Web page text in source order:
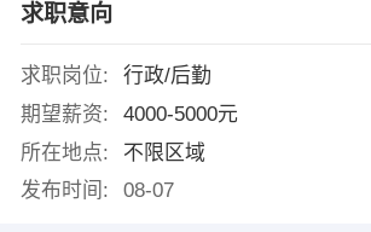
求职意向
求职岗位:
行政/后勤
期望薪资:
4000-5000元
所在地点:
不限区域
发布时间:
08-07